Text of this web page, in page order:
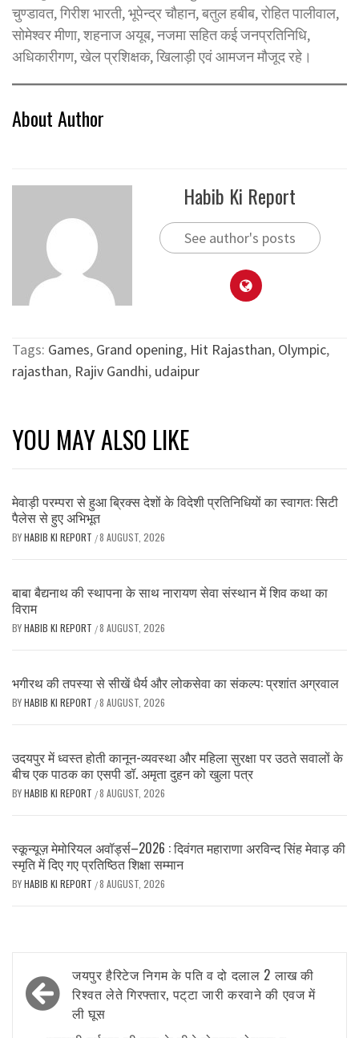
चुण्डावत, गिरीश भारती, भूपेन्द्र चौहान, बतुल हबीब, रोहित पालीवाल,
सोमेश्वर मीणा, शहनाज अयूब, नजमा सहित कई जनप्रतिनिधि,
अधिकारीगण, खेल प्रशिक्षक, खिलाड़ी एवं आमजन मौजूद रहे।
About Author
Habib Ki Report
See author's posts
Tags: Games, Grand opening, Hit Rajasthan, Olympic,
rajasthan, Rajiv Gandhi, udaipur
YOU MAY ALSO LIKE
मेवाड़ी परम्परा से हुआ ब्रिक्स देशों के विदेशी प्रतिनिधियों का स्वागत: सिटी
पैलेस से हुए अभिभूत
BYHABIB KI REPORT /8 AUGUST, 2026
बाबा बैद्यनाथ की स्थापना के साथ नारायण सेवा संस्थान में शिव कथा का
विराम
BYHABIB KI REPORT /8 AUGUST, 2026
भगीरथ की तपस्या से सीखें धैर्य और लोकसेवा का संकल्प: प्रशांत अग्रवाल
BYHABIB KI REPORT /8 AUGUST, 2026
उदयपुर में ध्वस्त होती कानून-व्यवस्था और महिला सुरक्षा पर उठते सवालों के
बीच एक पाठक का एसपी डॉ. अमृता दुहन को खुला पत्र
BYHABIB KI REPORT /8 AUGUST, 2026
स्कून्यूज़ मेमोरियल अवॉर्ड्स–2026 : दिवंगत महाराणा अरविन्द सिंह मेवाड़ की
स्मृति में दिए गए प्रतिष्ठित शिक्षा सम्मान
BYHABIB KI REPORT /8 AUGUST, 2026
Post
navigation
जयपुर हैरिटेज निगम के पति व दो दलाल 2 लाख की
रिश्वत लेते गिरफ्तार, पट्‌टा जारी करवाने की एवज में
ली घूस